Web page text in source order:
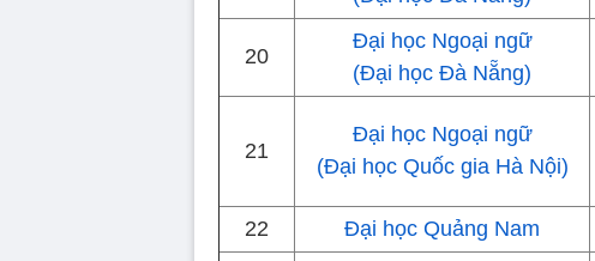
20
Đại học Ngoại ngữ
(Đại học Đà Nẵng)
21
Đại học Ngoại ngữ
(Đại học Quốc gia Hà Nội)
22 Đại học Quảng Nam